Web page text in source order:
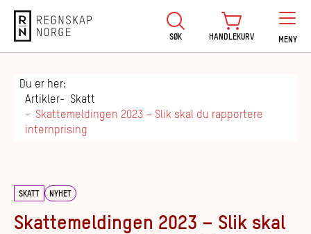
Regnskap Norge
SØK HANDLEKURV MENY
Du er her:
Artikler
Skatt
Skattemeldingen 2023 – Slik skal du rapportere
internprising
SKATT NYHET
Skattemeldingen 2023 – Slik skal